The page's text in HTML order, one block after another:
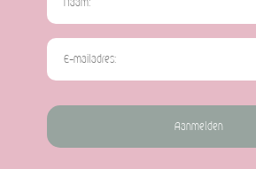
Aanmelden